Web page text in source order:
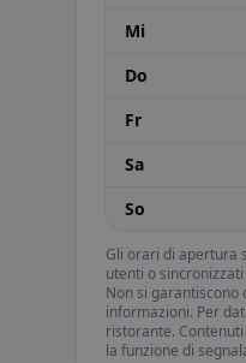
Mi
Do
Fr
Sa
So
Gli orari di apertura
utenti o
Non si
informazioni. Per
ristorante.
la funzione di